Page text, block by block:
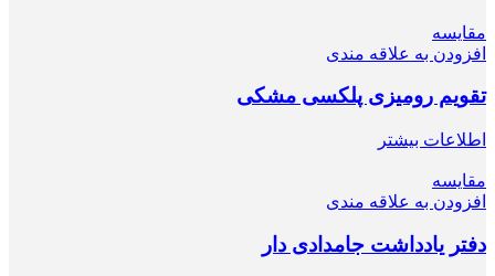
مقایسه
افزودن به علاقه مندی
تقویم رومیزی پلکسی مشکی
اطلاعات بیشتر
مقایسه
افزودن به علاقه مندی
دفتر یادداشت جامدادی دار